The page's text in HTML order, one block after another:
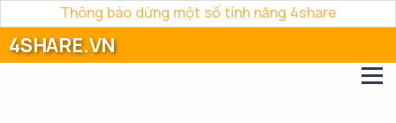
Thông báo dừng một số tính năng 4share
4SHARE.VN